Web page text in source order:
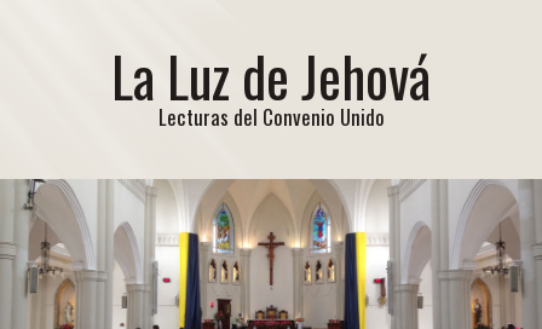
La Luz de Jehová
Lecturas del Convenio Unido